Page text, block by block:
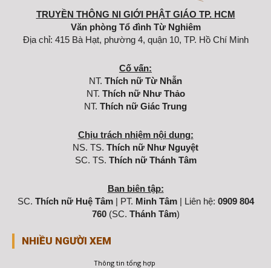
TRUYỀN THÔNG NI GIỚI PHẬT GIÁO TP. HCM
Văn phòng Tổ đình Từ Nghiêm
Địa chỉ: 415 Bà Hạt, phường 4, quận 10, TP. Hồ Chí Minh
Cố vấn:
NT. Thích nữ Từ Nhẫn
NT. Thích nữ Như Thảo
NT. Thích nữ Giác Trung
Chịu trách nhiệm nội dung:
NS. TS. Thích nữ Như Nguyệt
SC. TS. Thích nữ Thánh Tâm
Ban biên tập:
SC. Thích nữ Huệ Tâm| PT. Minh Tâm| Liên hệ: 0909 804
760(SC. Thánh Tâm)
NHIỀU NGƯỜI XEM
Thông tin tổng hợp